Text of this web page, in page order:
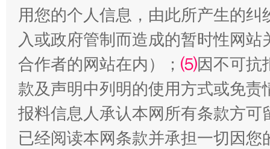
用您的个人信息，由此所产生的纠
入或政府管制而造成的暂时性网
合作者的网站在内）； ⑸因不可抗
款及声明中列明的使用方式或免责
报料信息人承认本网所有条款方
已经阅读本网条款并承担一切因